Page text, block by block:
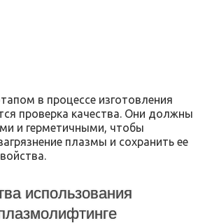
в процессе изготовления
проверка качества. Они должны
и герметичными, чтобы
плазмы и сохранить ее
использования